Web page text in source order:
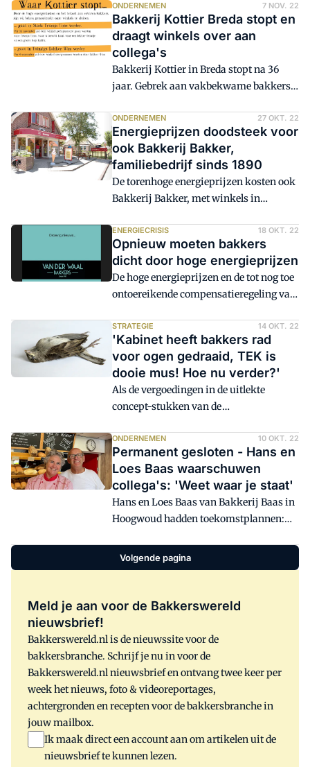
roeping, een vak van trots en toewijding,
voelt nu steeds vaker als een
verplichting. De vraag dringt zich dan
op: hoe verder?
emotioneel besluit om de bakkerij te
staken. Toch hoort staken net als starten
van een bedrijf bij het ondernemen.
Zeker als er geen opvolging is en het
bedrijf niet verkoopbaar is gebleken.
ONDERNEMEN 7 NOV. 22
Bakkerij Kottier Breda stopt en
draagt winkels over aan
collega's
Bakkerij Kottier in Breda stopt na 36
jaar. Gebrek aan vakbekwame bakkers
ertoe het bedrijf te staken. De winkels
met medewerkers worden overgenomen
door collega's.
ONDERNEMEN 27 OKT. 22
Energieprijzen doodsteek voor
ook Bakkerij Bakker,
familiebedrijf sinds 1890
De torenhoge energieprijzen kosten ook
Bakkerij Bakker, met winkels in
kop. De vierde generatie in het
bakkersbedrijf stopt er in februari
definitief mee. De bakkerij wordt sinds
1890 door de familie gerund.
ENERGIECRISIS 18 OKT. 22
Opnieuw moeten bakkers
dicht door hoge energieprijzen
De hoge energieprijzen en de tot nog toe
ontoereikende compensatieregeling van
Opnieuw hebben bakkers moeten
besluiten hun bedrijf te staken of filialen
af te stoten.
STRATEGIE 14 OKT. 22
'Kabinet heeft bakkers rad
voor ogen gedraaid, TEK is
dooie mus! Hoe nu verder?'
Als de vergoedingen in de uitlekte
concept-stukken van de
juist zijn, kan dat het failliet betekenen
van de (ambachtelijke) bakkerijsector.
Die conclusie trekken bedrijfsadviseurs
Jan Buitelaar en Gert-Jan van Egmond
na een niet eens zo'n heel ingewikkelde
rekensom. 'Hoe nu verder?'
ONDERNEMEN 10 OKT. 22
Permanent gesloten - Hans en
Loes Baas waarschuwen
collega's: 'Weet waar je staat'
Hans en Loes Baas van Bakkerij Baas in
Hoogwoud hadden toekomstplannen:
stoppen. Ze deden tijdens vakanties
graag inspiratie op bij collega-bakkers,
in desembrood, ze verdienden een goede
medewerkers. Ze hadden al een opvolger
ook. Het liep anders. Bakkerij Baas is
permanent gesloten.
Volgende pagina
Meld je aan voor de Bakkerswereld
nieuwsbrief!
Bakkerswereld.nl is de nieuwssite voor de
bakkersbranche. Schrijf je nu in voor de
Bakkerswereld.nl nieuwsbrief en ontvang twee keer per
week het nieuws, foto & videoreportages,
achtergronden en recepten voor de bakkersbranche in
jouw mailbox.
Ik maak direct een account aan om artikelen uit de
nieuwsbrief te kunnen lezen.